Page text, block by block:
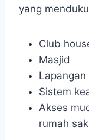
yang
Club
Masjid
Lapangan
Sistem
Akses
rumah